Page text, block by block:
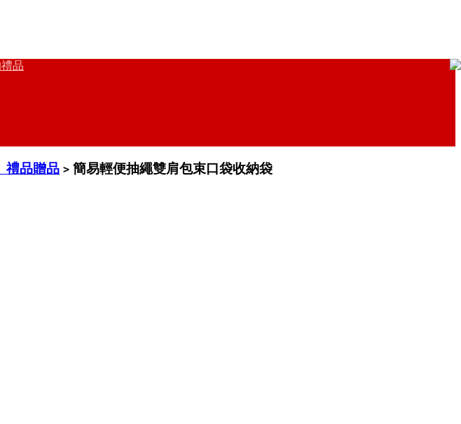
品
贈品 > 簡易輕便抽繩雙肩包束口袋收納袋